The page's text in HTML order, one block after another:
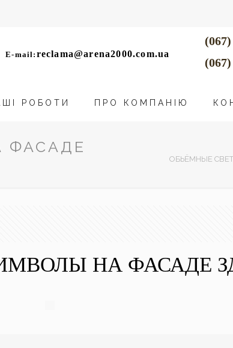
E-mail: reclama@arena2000.com.ua
РОБОТИ ПРО КОМПАНІЮ
ФАСАДЕ
ОБЬЁМНЫЕ
НА ФАСАДЕ